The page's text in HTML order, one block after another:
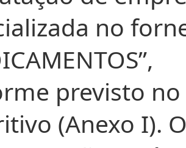
no
previsto
(Anexo I).